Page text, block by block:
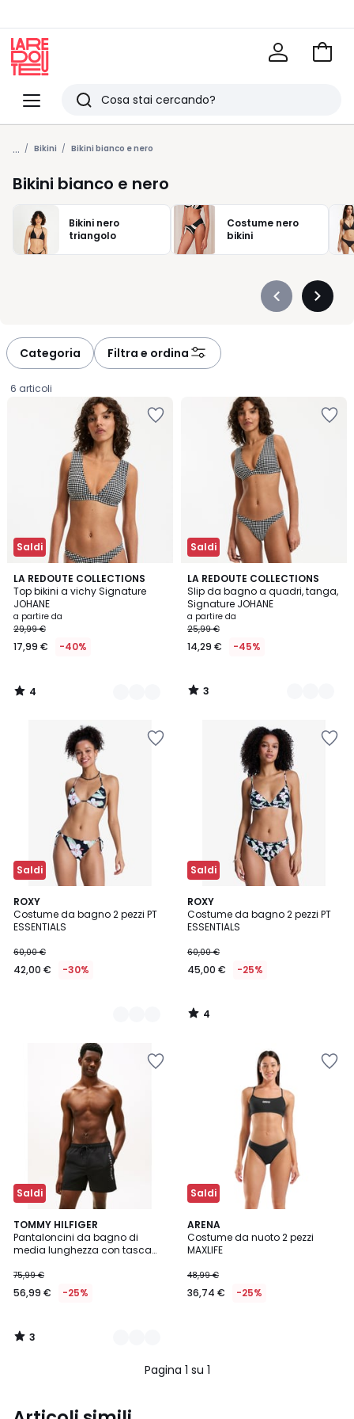
Menu
Redoute
Ricerca
Ultimi
articoli
visti
Vai
... Bikini Bikini bianco e nero
Bikini bianco e nero
Bikini nero
triangolo
Costume nero
bikini
Précédent
Categoria Filtra e ordina
6 articoli
Saldi
LA REDOUTE COLLECTIONS
Top bikini a vichy Signature
JOHANE
Prezzo
a
partire
17,99
€
applicato.
a partire da
29,99 €
17,99 € -40%
4
/
5
2
Colori
4
/
Saldi
LA REDOUTE COLLECTIONS
Slip da bagno a quadri, tanga,
Signature JOHANE
a partire da
25,99 €
14,29 € -45%
3
/
5
2
Colori
3
/
Saldi
ROXY
Costume da bagno 2 pezzi PT
ESSENTIALS
60,00 €
42,00 € -30%
2
Colori
Saldi
ROXY
Costume da bagno 2 pezzi PT
ESSENTIALS
60,00 €
45,00 € -25%
4
/
5
4
/
Saldi
TOMMY HILFIGER
Pantaloncini da bagno di
media lunghezza con tasca
75,99 €
56,99 € -25%
3
/
5
6
Colori
3
/
Saldi
ARENA
Costume da nuoto 2 pezzi
MAXLIFE
48,99 €
36,74 € -25%
Pagina 1 su 1